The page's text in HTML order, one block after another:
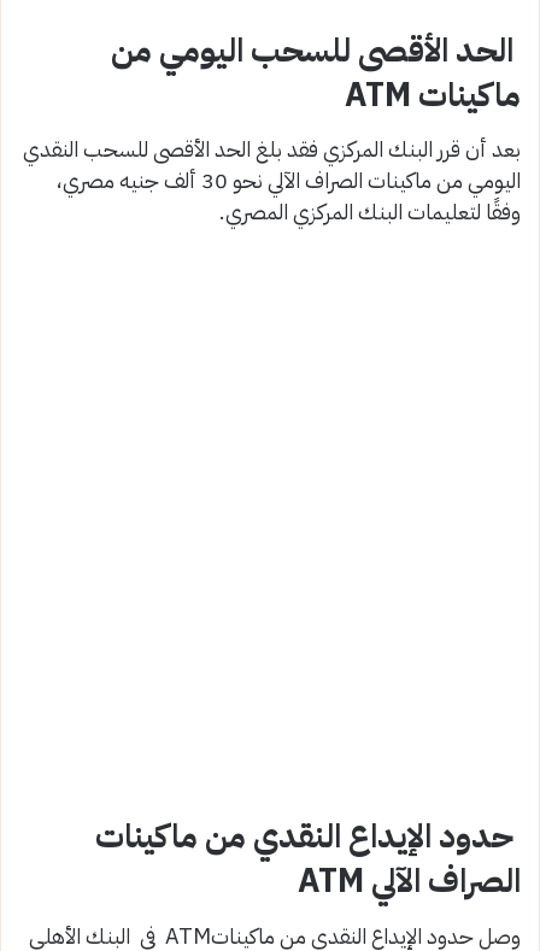
الحد الأقصى للسحب اليومي من
ماكينات ATM
بعد أن قرر البنك المركزي فقد بلغ الحد الأقصى للسحب النقدي
اليومي من ماكينات الصراف الآلي نحو 30 ألف جنيه مصري،
وفقًا لتعليمات البنك المركزي المصري.
حدود الإيداع النقدي من ماكينات
الصراف الآلي ATM
وصل حدود الإيداع النقدي من ماكيناتATM في البنك الأهلي